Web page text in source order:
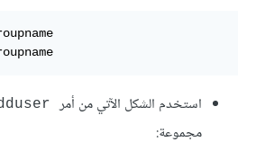
استخدم الشكل الآتي من أمر
مجموعة: